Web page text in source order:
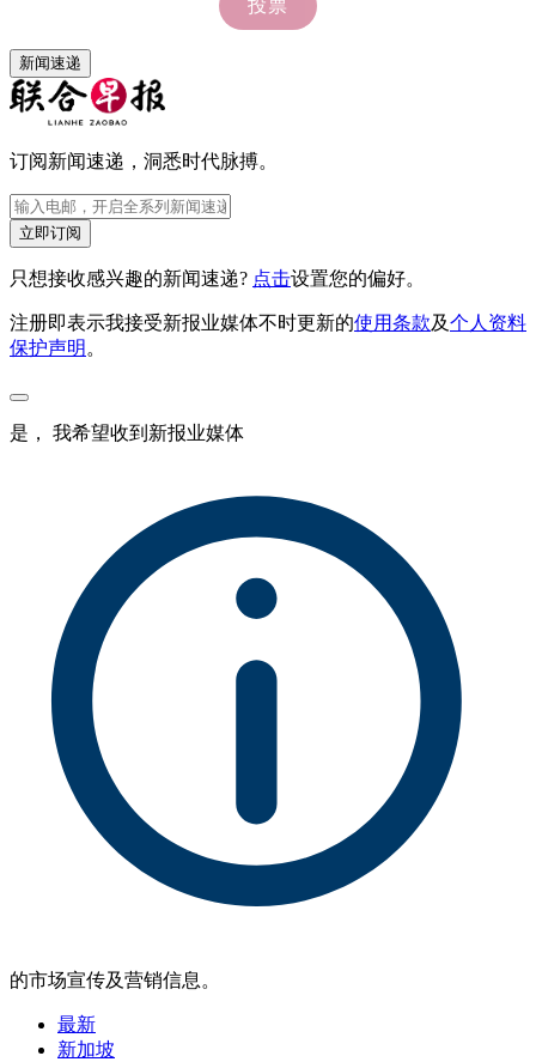
新闻速递
订阅新闻速递，洞悉时代脉搏。
立即订阅
只想接收感兴趣的新闻速递? 点击设置您的偏好。
注册即表示我接受新报业媒体不时更新的使用条款及个人资料
保护声明 。
是， 我希望收到新报业媒体
的市场宣传及营销信息。
最新
新加坡